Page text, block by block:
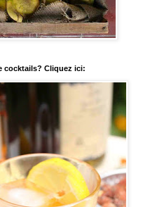
cocktails? Cliquez ici: